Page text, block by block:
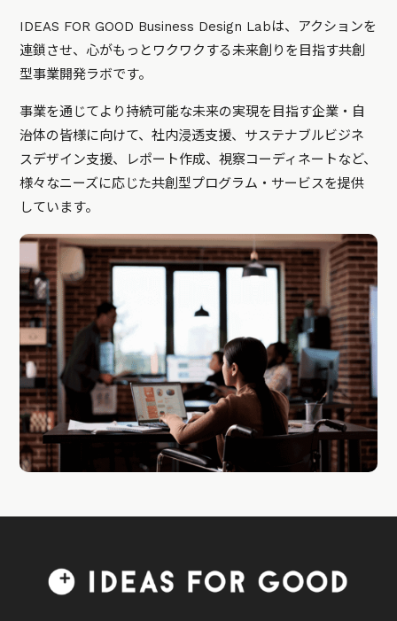
IDEAS FOR GOOD Business Design Labは、アクションを
連鎖させ、心がもっとワクワクする未来創りを目指す共創
型事業開発ラボです。
事業を通じてより持続可能な未来の実現を目指す企業・自
治体の皆様に向けて、社内浸透支援、サステナブルビジネ
スデザイン支援、レポート作成、視察コーディネートなど、
様々なニーズに応じた共創型プログラム・サービスを提供
しています。